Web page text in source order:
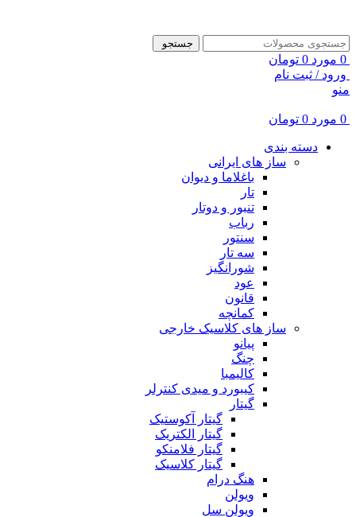
جستجو
0 مورد 0 تومان
ورود / ثبت نام
منو
0 مورد 0 تومان
دسته بندی
ساز های ایرانی
باغلاما و دیوان
تار
تنبور و دوتار
رباب
سنتور
سه تار
شورانگیز
عود
قانون
کمانچه
ساز های کلاسیک خارجی
پیانو
چنگ
کالیمبا
کیبورد و میدی کنترلر
گیتار
گیتار آکوستیک
گیتار الکتریک
گیتار فلامنکو
گیتار کلاسیک
هنگ درام
ویولن
ویولن سل